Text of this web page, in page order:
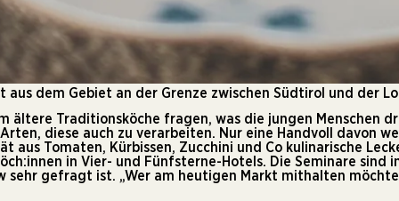
dem Gebiet an der Grenze zwischen Südtirol und
ältere Traditionsköche fragen, was die jungen Menschen
diese auch zu verarbeiten. Nur eine Handvoll davon
Tomaten, Kürbissen, Zucchini und Co kulinarische
in Vier- und Fünfsterne-Hotels. Die Seminare sind
sehr gefragt ist. „Wer am heutigen Markt mithalten